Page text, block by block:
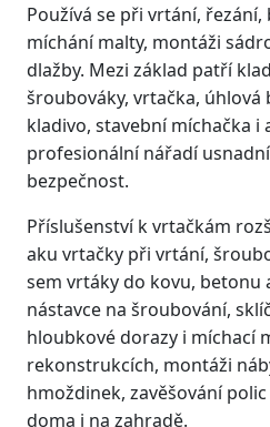
Používá se při vrtání, řezání,
míchání malty, montáži
dlažby. Mezi základ patří
šroubováky, vrtačka, úhlová
kladivo, stavební míchačka i
profesionální nářadí
bezpečnost.
Příslušenství k vrtačkám
aku vrtačky při vrtání,
sem vrtáky do kovu, betonu
nástavce na šroubování,
hloubkové dorazy i míchací
rekonstrukcích, montáži
hmoždinek, zavěšování
doma i na zahradě.